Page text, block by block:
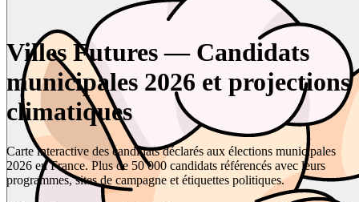
Villes Futures — Candidats
municipales 2026 et projections
climatiques
Carte interactive des candidats déclarés aux élections municipales
2026 en France. Plus de 50 000 candidats référencés avec leurs
programmes, sites de campagne et étiquettes politiques.